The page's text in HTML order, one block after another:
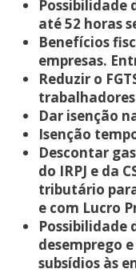
Possibilidade
até 52 horas
Benefícios
empresas.
Reduzir o
trabalhadores
Dar isenção
Isenção
Descontar
do IRPJ e da
tributário
e com Lucro
Possibilidade
desemprego
subsídios às